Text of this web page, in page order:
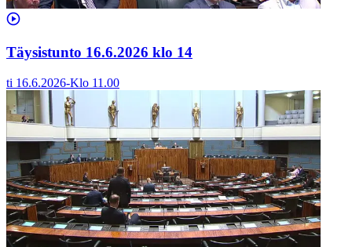
Täysistunto 16.6.2026 klo 14
ti 16.6.2026-Klo 11.00